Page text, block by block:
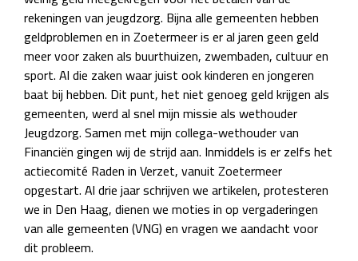
rekeningen van jeugdzorg. Bijna alle gemeenten hebben
geldproblemen en in Zoetermeer is er al jaren geen geld
meer voor zaken als buurthuizen, zwembaden, cultuur en
sport. Al die zaken waar juist ook kinderen en jongeren
baat bij hebben. Dit punt, het niet genoeg geld krijgen als
gemeenten, werd al snel mijn missie als wethouder
Jeugdzorg. Samen met mijn collega-wethouder van
Financiën gingen wij de strijd aan. Inmiddels is er zelfs het
actiecomité Raden in Verzet, vanuit Zoetermeer
opgestart. Al drie jaar schrijven we artikelen, protesteren
we in Den Haag, dienen we moties in op vergaderingen
van alle gemeenten (VNG) en vragen we aandacht voor
dit probleem.